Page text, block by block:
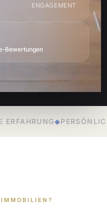
ENGAGEMENT
Bewertungen
BETREUUNG◆LOKALE